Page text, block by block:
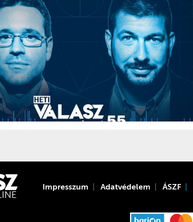
Impresszum Adatvédelem ÁSZF